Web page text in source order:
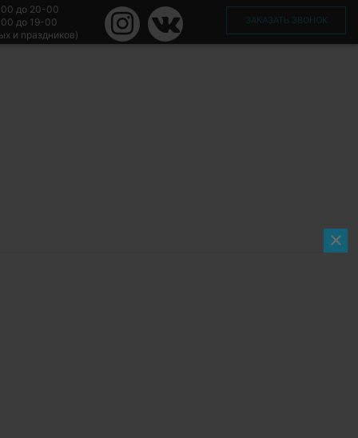
×
до 20-00
до 19-00
и праздников)
ЗАКАЗАТЬ ЗВОНОК